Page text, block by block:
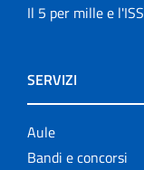
Il 5 per mille e l'ISS
SERVIZI
Aule
Bandi e concorsi